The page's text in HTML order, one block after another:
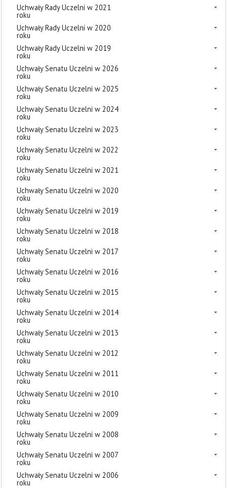
Uchwały Rady Uczelni w 2021
roku
Uchwały Rady Uczelni w 2020
roku
Uchwały Rady Uczelni w 2019
roku
Uchwały Senatu Uczelni w 2026
roku
Uchwały Senatu Uczelni w 2025
roku
Uchwały Senatu Uczelni w 2024
roku
Uchwały Senatu Uczelni w 2023
roku
Uchwały Senatu Uczelni w 2022
roku
Uchwały Senatu Uczelni w 2021
roku
Uchwały Senatu Uczelni w 2020
roku
Uchwały Senatu Uczelni w 2019
roku
Uchwały Senatu Uczelni w 2018
roku
Uchwały Senatu Uczelni w 2017
roku
Uchwały Senatu Uczelni w 2016
roku
Uchwały Senatu Uczelni w 2015
roku
Uchwały Senatu Uczelni w 2014
roku
Uchwały Senatu Uczelni w 2013
roku
Uchwały Senatu Uczelni w 2012
roku
Uchwały Senatu Uczelni w 2011
roku
Uchwały Senatu Uczelni w 2010
roku
Uchwały Senatu Uczelni w 2009
roku
Uchwały Senatu Uczelni w 2008
roku
Uchwały Senatu Uczelni w 2007
roku
Uchwały Senatu Uczelni w 2006
roku